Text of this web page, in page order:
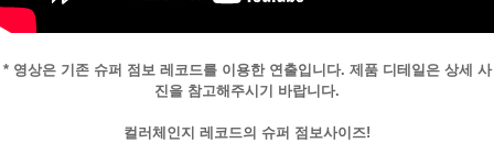
* 영상은 기존 슈퍼 점보 레코드를 이용한 연출입니다. 제품 디테일은 상세 사
진을 참고해주시기 바랍니다.
컬러체인지 레코드의 슈퍼 점보사이즈!